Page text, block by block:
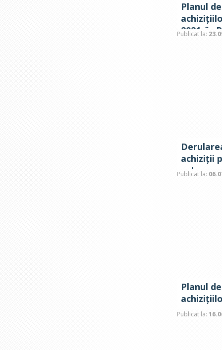
Planul
2021. în
Publicat la:
achiziții
valoare
Publicat la:
Planul
Publicat la: